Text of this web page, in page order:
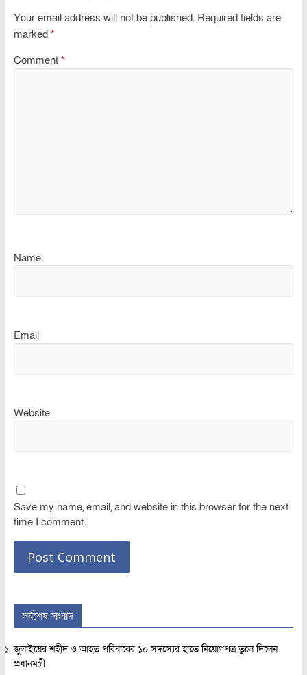
Your email address will not be published. Required fields are
marked *
Comment *
Name
Email
Website
Save my name, email, and website in this browser for the next
time I comment.
সর্বশেষ সংবাদ
জুলাইয়ের শহীদ ও আহত পরিবারের ১০ সদস্যের হাতে নিয়োগপত্র তুলে দিলেন
প্রধানমন্ত্রী